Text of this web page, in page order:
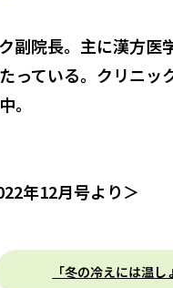
副院長。主に漢方医
っている。クリニ
。
年12月号より＞
「冬の冷えには温